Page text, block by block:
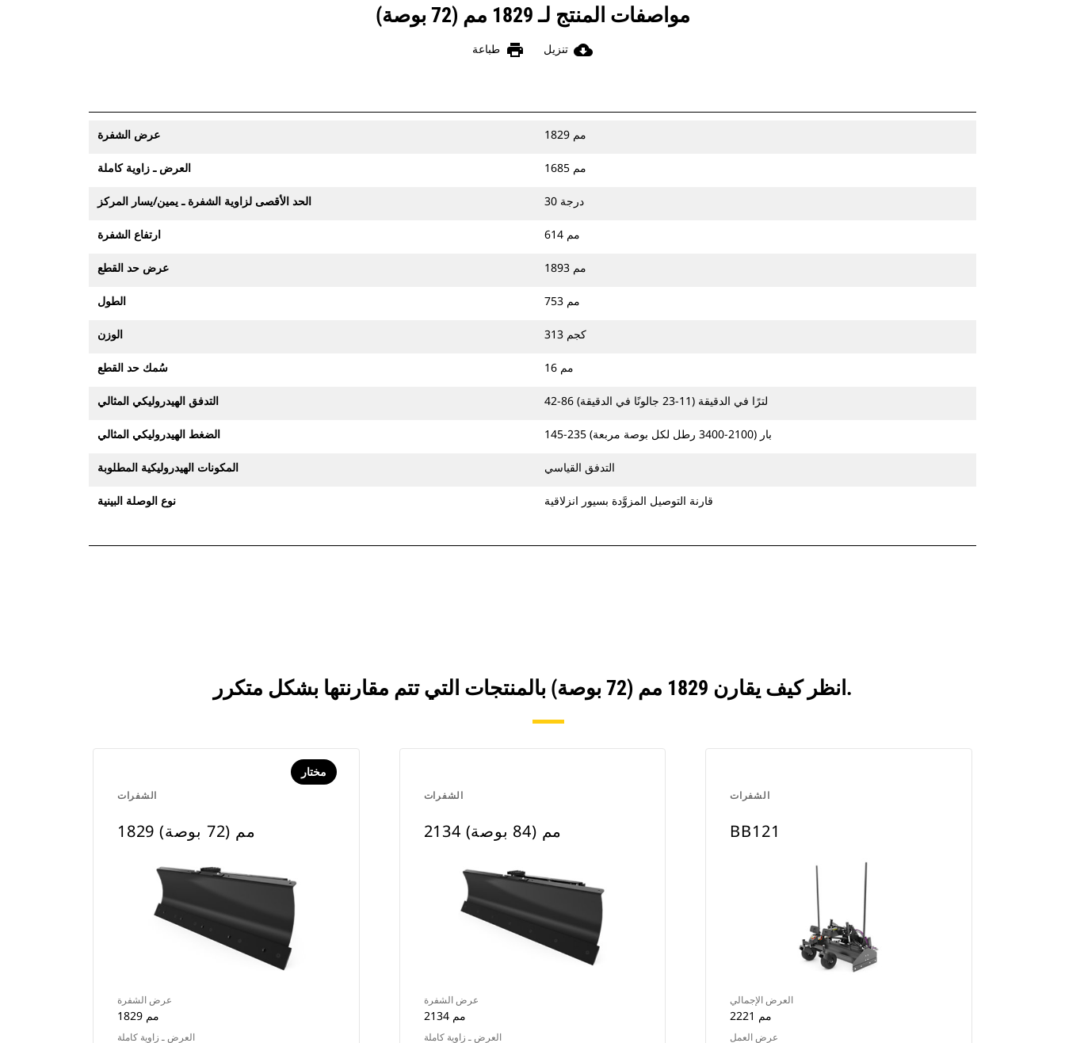
مواصفات المنتج لـ 1829 مم (72 بوصة)
cloud_download تنزيل print طباعة
عرض الشفرة 1829 مم
العرض ـ زاوية كاملة 1685 مم
الحد الأقصى لزاوية الشفرة ـ يمين/يسار المركز 30 درجة
ارتفاع الشفرة 614 مم
عرض حد القطع 1893 مم
الطول 753 مم
الوزن 313 كجم
سُمك حد القطع 16 مم
التدفق الهيدروليكي المثالي 42-86 لترًا في الدقيقة (11-23 جالونًا في الدقيقة)
الضغط الهيدروليكي المثالي 145-235 بار (2100-3400 رطل لكل بوصة مربعة)
المكونات الهيدروليكية المطلوبة التدفق القياسي
نوع الوصلة البينية قارنة التوصيل المزوَّدة بسيور انزلاقية
انظر كيف يقارن 1829 مم (72 بوصة) بالمنتجات التي تتم مقارنتها بشكل متكرر.
الشفرات
مختار
1829 مم (72 بوصة)
عرض الشفرة
1829 مم
العرض ـ زاوية كاملة
الشفرات
2134 مم (84 بوصة)
عرض الشفرة
2134 مم
العرض ـ زاوية كاملة
الشفرات
BB121
العرض الإجمالي
2221 مم
عرض العمل